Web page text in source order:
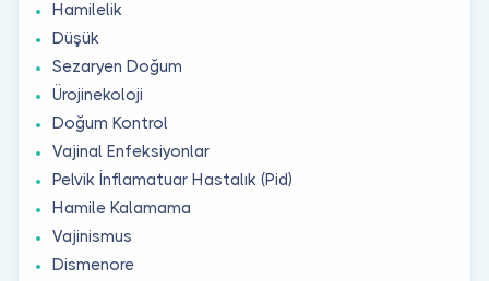
Hamilelik
Düşük
Sezaryen Doğum
Ürojinekoloji
Doğum Kontrol
Vajinal Enfeksiyonlar
Pelvik İnflamatuar Hastalık (Pid)
Hamile Kalamama
Vajinismus
Dismenore